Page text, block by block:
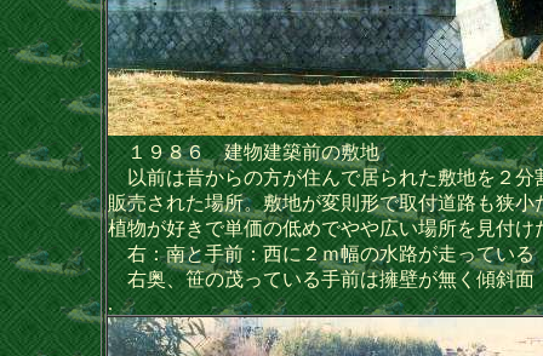
１９８６ 建物建築前の敷地
以前は昔からの方が住んで居られた敷地を２分
販売された場所。敷地が変則形で取付道路も狭小
植物が好きで単価の低めでやや広い場所を見付け
右：南と手前：西に２ｍ幅の水路が走っている
右奥、笹の茂っている手前は擁壁が無く傾斜面
.